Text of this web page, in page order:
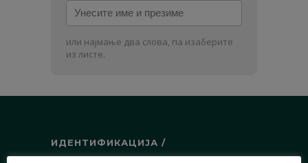
Унесите
име
и
презиме
или најмање два слова, па изаберите
из листе.
ИДЕНТИФИКАЦИЈА /